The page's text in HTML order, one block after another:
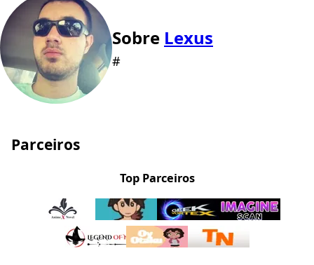
Sobre Lexus
#
Parceiros
Top Parceiros